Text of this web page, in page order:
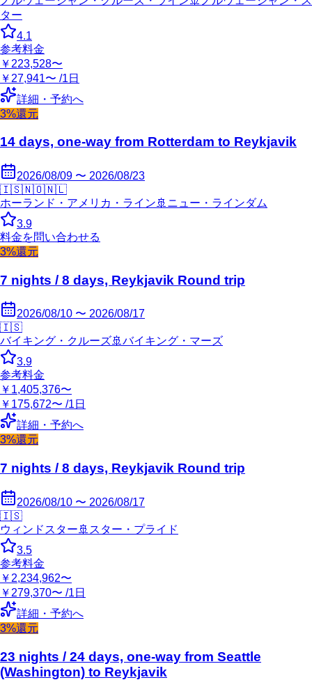
ター
4.1
参考料金
￥223,528〜
￥27,941〜 /1日
詳細・予約へ
3%還元
14 days, one-way from Rotterdam to Reykjavik
2026/08/09 〜 2026/08/23
🇮🇸🇳🇴🇳🇱
ホーランド・アメリカ・ライン 🚢 ニュー・ラインダム
3.9
料金を問い合わせる
3%還元
7 nights / 8 days, Reykjavik Round trip
2026/08/10 〜 2026/08/17
🇮🇸
バイキング・クルーズ🚢 バイキング・マーズ
3.9
参考料金
￥1,405,376〜
￥175,672〜 /1日
詳細・予約へ
3%還元
7 nights / 8 days, Reykjavik Round trip
2026/08/10 〜 2026/08/17
🇮🇸
ウィンドスター 🚢 スター・プライド
3.5
参考料金
￥2,234,962〜
￥279,370〜 /1日
詳細・予約へ
3%還元
23 nights / 24 days, one-way from Seattle
(Washington) to Reykjavik